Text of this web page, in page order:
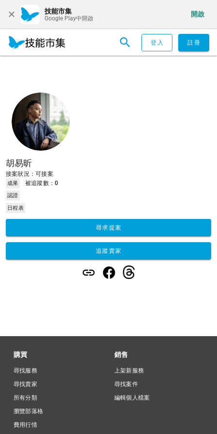
技能市集
Google Play中開啟
開啟
登入 註冊
胡易昕
接案狀況：可接案
成果 被追蹤數：0
認證
日程表
尋求提案
追蹤賣家
購買
尋找服務
尋找賣家
所有分類
瀏覽部落格
費用行情
銷售
上架新服務
尋找案件
編輯個人檔案